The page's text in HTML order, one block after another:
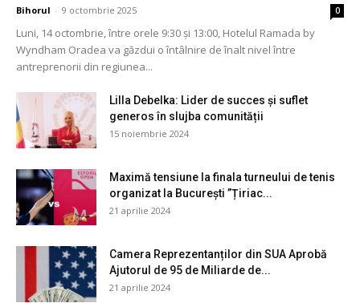
Bihorul - 9 octombrie 2025 0
Luni, 14 octombrie, între orele 9:30 și 13:00, Hotelul Ramada by
Wyndham Oradea va găzdui o întâlnire de înalt nivel între
antreprenorii din regiunea...
Lilla Debelka: Lider de succes și suflet
generos în slujba comunității
15 noiembrie 2024
Maximă tensiune la finala turneului de tenis
organizat la București ”Țiriac...
21 aprilie 2024
Camera Reprezentanților din SUA Aprobă
Ajutorul de 95 de Miliarde de...
21 aprilie 2024